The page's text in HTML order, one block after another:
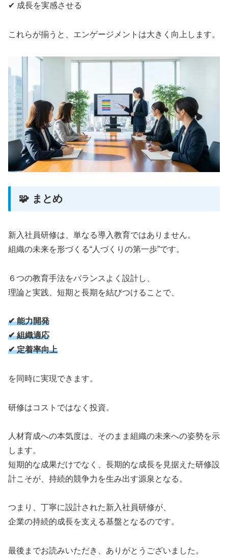
✔ 成長を実感させる
これらが揃うと、エンゲージメントは大きく向上します。
🧩 まとめ
新入社員研修は、単なる導入教育ではありません。
組織の未来を形づくる“人づくりの第一歩”です。
６つの教育手法をバランスよく設計し、
理論と実践、短期と長期を結びつけることで、
✔ 能力開発
✔ 組織適応
✔ 定着率向上
を同時に実現できます。
研修はコストではなく投資。
人材育成への本気度は、そのまま組織の未来への姿勢を示
します。
短期的な成果だけでなく、長期的な成長を見据えた研修設
計こそが、持続的競争力を生み出す源泉となる。
つまり、丁寧に設計された新入社員研修が、
企業の持続的成長を支える基盤となるのです。
最後までお読みいただき、ありがとうございました。